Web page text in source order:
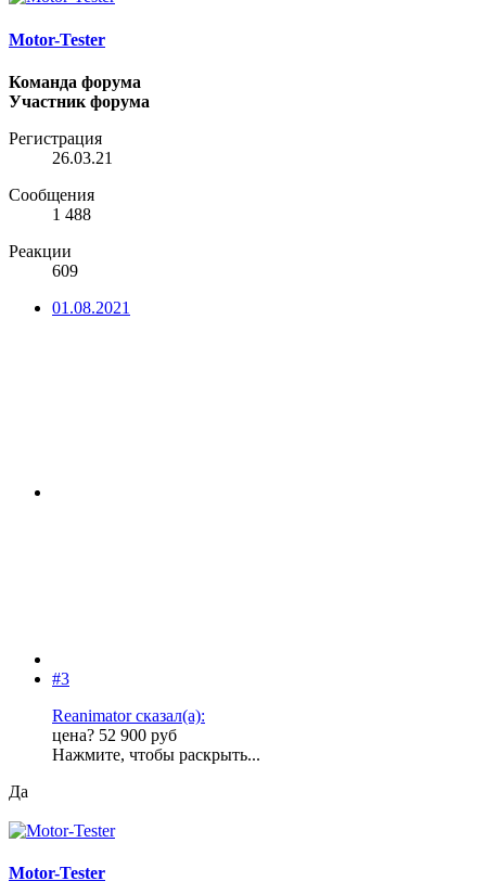
Motor-Tester
Команда форума
Участник форума
Регистрация
26.03.21
Сообщения
1 488
Реакции
609
01.08.2021
#3
Reanimator сказал(а):
цена? 52 900 руб
Нажмите, чтобы раскрыть...
Да
Motor-Tester